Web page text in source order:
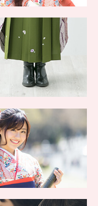
店
クルス店
店
葉